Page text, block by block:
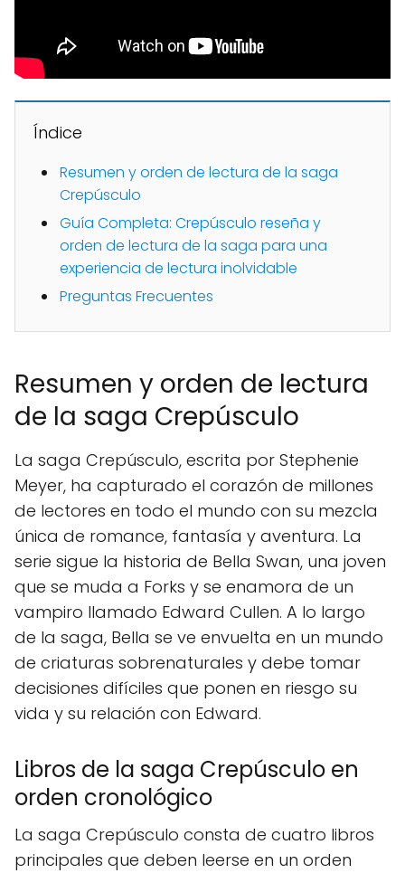
Índice
Resumen y orden de lectura de la saga
Crepúsculo
Guía Completa: Crepúsculo reseña y
orden de lectura de la saga para una
experiencia de lectura inolvidable
Preguntas Frecuentes
Resumen y orden de lectura
de la saga Crepúsculo
La saga Crepúsculo, escrita por Stephenie
Meyer, ha capturado el corazón de millones
de lectores en todo el mundo con su mezcla
única de romance, fantasía y aventura. La
serie sigue la historia de Bella Swan, una joven
que se muda a Forks y se enamora de un
vampiro llamado Edward Cullen. A lo largo
de la saga, Bella se ve envuelta en un mundo
de criaturas sobrenaturales y debe tomar
decisiones difíciles que ponen en riesgo su
vida y su relación con Edward.
Libros de la saga Crepúsculo en
orden cronológico
La saga Crepúsculo consta de cuatro libros
principales que deben leerse en un orden